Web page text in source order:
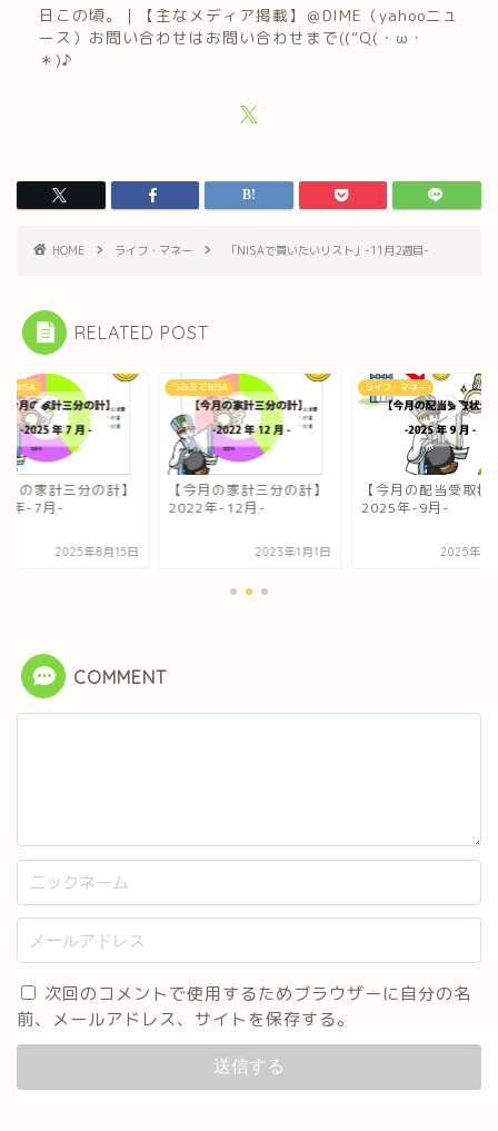
日この頃。｜【主なメディア掲載】＠DIME（yahooニュ
ース）お問い合わせはお問い合わせまで((“Q(・ω・
＊)♪
HOME ライフ・マネー 「NISAで買いたいリスト」-11月2週目-
RELATED POST
てNISA
の家計三分の計】
年-12月-
2023年1月1日
ライフ・マネー
【今月の配当受取状況】
2025年-9月-
2025年10月3日
つみたてNISA
【今月の家計三分の
2025年-7月-
2025年8
COMMENT
次回のコメントで使用するためブラウザーに自分の名
前、メールアドレス、サイトを保存する。